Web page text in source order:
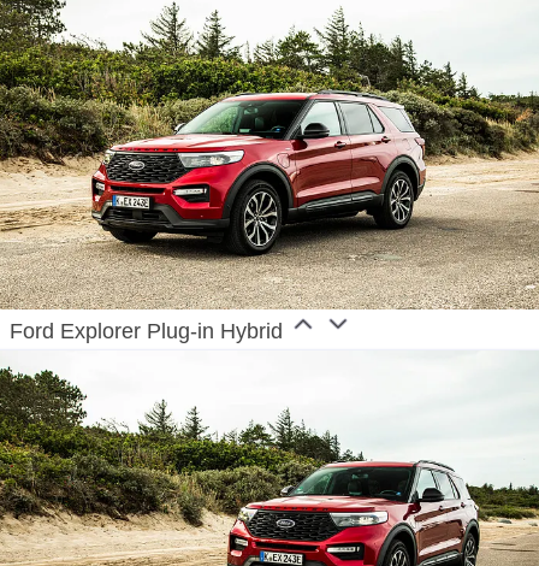
Ford Explorer Plug-in Hybrid